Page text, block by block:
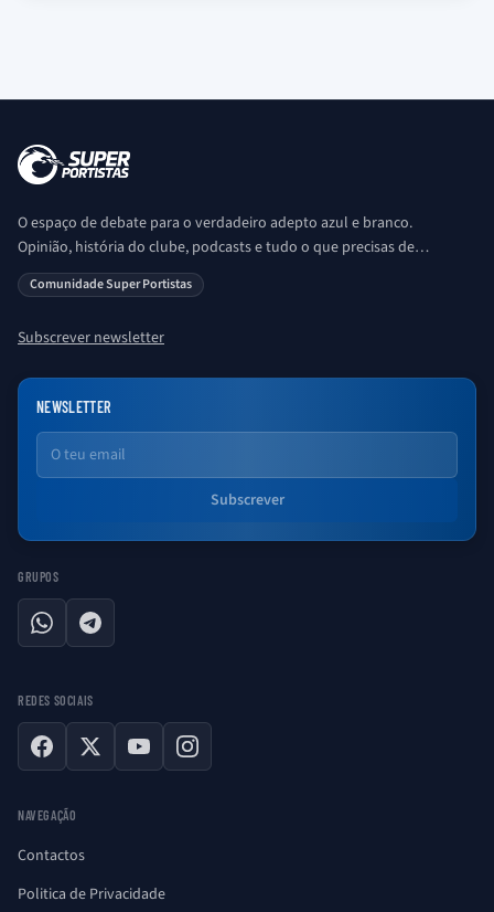
O espaço de debate para o verdadeiro adepto azul e branco.
Opinião, história do clube, podcasts e tudo o que precisas de
saber sobre o universo Porto. Ser Porto é aqui!
Comunidade Super Portistas
Subscrever newsletter
NEWSLETTER
Email
Subscrever
GRUPOS
WhatsAppTelegram
REDES SOCIAIS
Facebook
X YouTubeInstagram
NAVEGAÇÃO
Contactos
Politica de Privacidade